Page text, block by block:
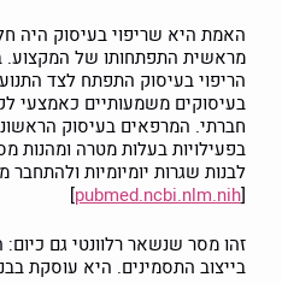
האמת היא שריפוי בעיסוק היה
הריפוי בעיסוק התפתח לצד
בעיסוקים משמעותיים כאמצעי
חברתי. המרפאים בעיסוק
בפעילויות בעלות מטרה ומהנות
לבנות שגרות יומיומיות
[
pubmed.ncbi.nlm.nih
]
זהו מסר שנשאר רלוונטי גם
בייצוב התסמינים. היא עוסקת